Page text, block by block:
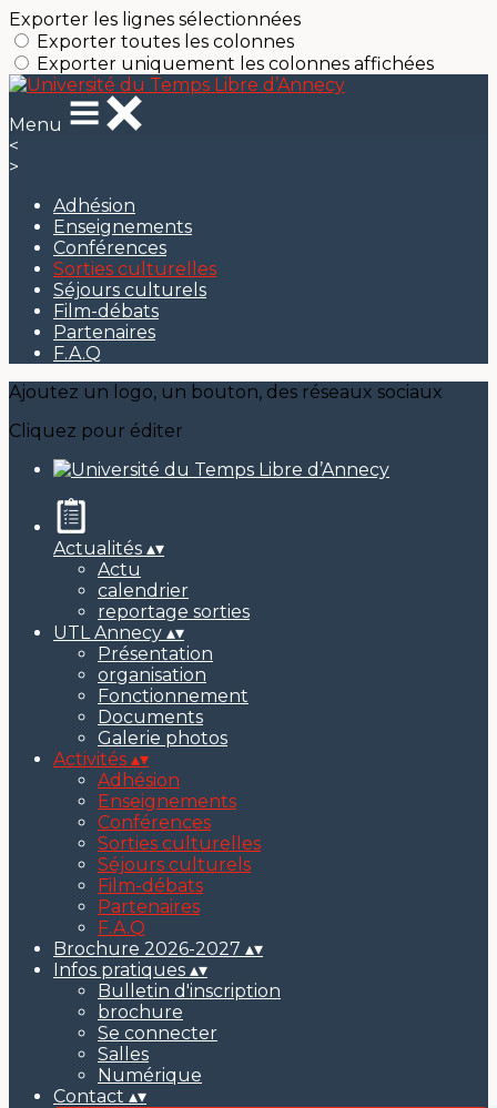
Exporter les lignes sélectionnées
Exporter toutes les colonnes
Exporter uniquement les colonnes affichées
Menu
<
>
Adhésion
Enseignements
Conférences
Sorties culturelles
Séjours culturels
Film-débats
Partenaires
F.A.Q
Ajoutez un logo, un bouton, des réseaux sociaux
Cliquez pour éditer
Actualités ▴▾
Actu
calendrier
reportage sorties
UTL Annecy ▴▾
Présentation
organisation
Fonctionnement
Documents
Galerie photos
Activités ▴▾
Adhésion
Enseignements
Conférences
Sorties culturelles
Séjours culturels
Film-débats
Partenaires
F.A.Q
Brochure 2026-2027 ▴▾
Infos pratiques ▴▾
Bulletin d'inscription
brochure
Se connecter
Salles
Numérique
Contact ▴▾